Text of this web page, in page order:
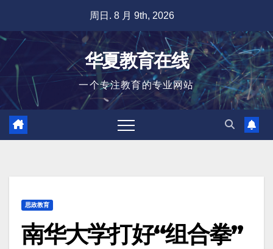
容
周日. 8 月 9th, 2026
华夏教育在线
一个专注教育的专业网站
思政教育
南华大学打好“组合拳”